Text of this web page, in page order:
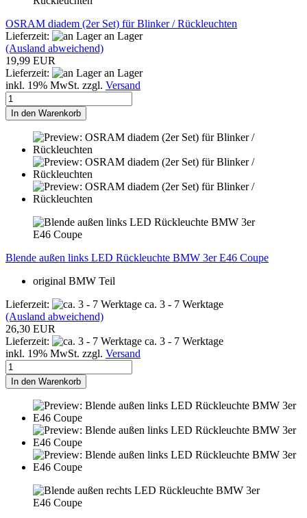
OSRAM diadem (2er Set) für Blinker / Rückleuchten
Lieferzeit:
an Lager
(Ausland abweichend)
19,99 EUR
Lieferzeit:
an Lager
inkl. 19% MwSt. zzgl. Versand
In den Warenkorb
Blende außen links LED Rückleuchte BMW 3er E46 Coupe
original BMW Teil
Lieferzeit:
ca. 3 - 7 Werktage
(Ausland abweichend)
26,30 EUR
Lieferzeit:
ca. 3 - 7 Werktage
inkl. 19% MwSt. zzgl. Versand
In den Warenkorb